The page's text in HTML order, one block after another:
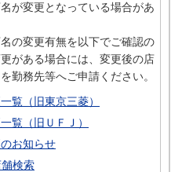
が変更となっている場合があ
の変更有無を以下でご確認の
がある場合には、変更後の店
勤務先等へご申請ください。
覧（旧東京三菱）
覧（旧ＵＦＪ）
お知らせ
検索